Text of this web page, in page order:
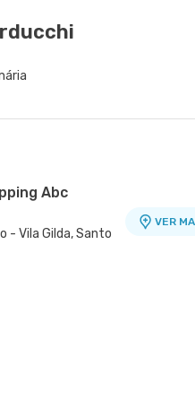
Abc
- Vila Gilda, Santo
VER